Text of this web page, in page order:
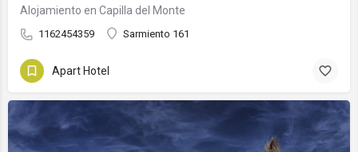
Alojamiento en Capilla del Monte
1162454359 Sarmiento 161
Apart Hotel